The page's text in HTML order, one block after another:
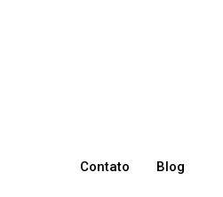
Contato Blog